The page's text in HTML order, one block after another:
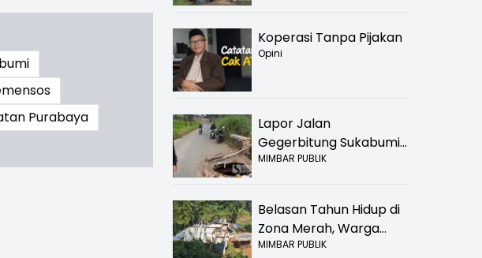
Purabaya
Koperasi Tanpa Pijakan
Opini
Lapor Jalan
Gegerbitung Sukabumi
Bolong! Bahaya Bagi
MIMBAR PUBLIK
Belasan Tahun Hidup di
Zona Merah, Warga
Kampung Nangewer
MIMBAR PUBLIK